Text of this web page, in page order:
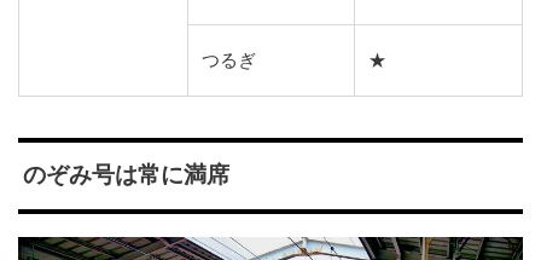
つるぎ ★
のぞみ号は常に満席